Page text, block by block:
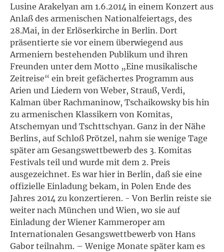
Lusine Arakelyan am 1.6.2014 in einem Konzert aus
Anlaß des armenischen Nationalfeiertags, des
28.Mai, in der Erlöserkirche in Berlin. Dort
präsentierte sie vor einem überwiegend aus
Armeniern bestehenden Publikum und ihren
Freunden unter dem Motto „Eine musikalische
Zeitreise“ ein breit gefächertes Programm aus
Arien und Liedern von Weber, Strauß, Verdi,
Kalman über Rachmaninow, Tschaikowsky bis hin
zu armenischen Klassikern von Komitas,
Atschemyan und Tschttschyan. Ganz in der Nähe
Berlins, auf Schloß Prötzel, nahm sie wenige Tage
später am Gesangswettbewerb des 3. Komitas
Festivals teil und wurde mit dem 2. Preis
ausgezeichnet. Es war hier in Berlin, daß sie eine
offizielle Einladung bekam, in Polen Ende des
Jahres 2014 zu konzertieren. - Von Berlin reiste sie
weiter nach München und Wien, wo sie auf
Einladung der Wiener Kammeroper am
Internationalen Gesangswettbewerb von Hans
Gabor teilnahm. – Wenige Monate später kam es